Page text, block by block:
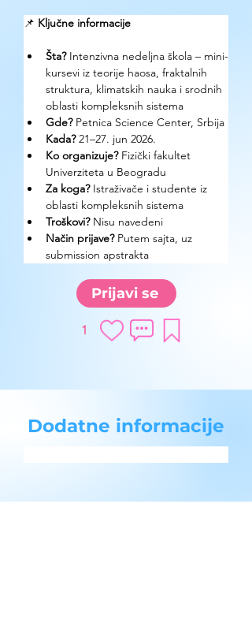
📌 Ključne informacije
Šta? Intenzivna nedeljna škola – mini-
kursevi iz teorije haosa, fraktalnih
struktura, klimatskih nauka i srodnih
oblasti kompleksnih sistema
Gde? Petnica Science Center, Srbija
Kada? 21–27. jun 2026.
Ko organizuje? Fizički fakultet
Univerziteta u Beogradu
Za koga? Istraživače i studente iz
oblasti kompleksnih sistema
Troškovi? Nisu navedeni
Način prijave? Putem sajta, uz
submission apstrakta
Prijavi se
1
Dodatne informacije